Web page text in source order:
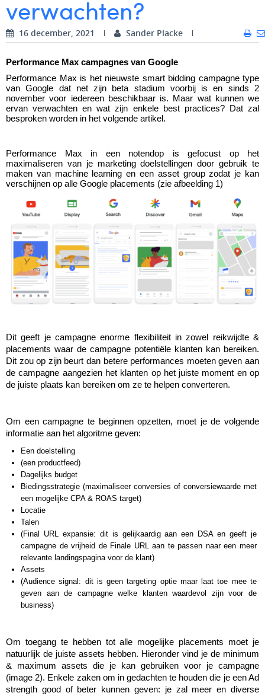
Dhan Claes
Diane Tremouroux
Edouard Polet
Elio Civalleri
Eliott Pousset
Glenn Vanderlinden
Hanne Van Loock
Janne Beke
Jonas Geiregat
Justine Cremer
Laura Rooseleer
Laura Verhelst
Leonard Dierickx
Linda Kraim
Lore Fierens
Lotte Vranckx
Louis Nassogne
Lucas Taels
Manon Houppertz
Margaux Marien
Margaux Snakkers
Mathias Segers
Matthias Langenaeker
Olivia Lohest
Pieter Maesmans
Digital Business Intern
verwachten?
16 december, 2021 Sander Placke
Performance Max campagnes van Google
Performance Max is het nieuwste smart bidding campagne type
van Google dat net zijn beta stadium voorbij is en sinds 2
november voor iedereen beschikbaar is. Maar wat kunnen we
ervan verwachten en wat zijn enkele best practices? Dat zal
besproken worden in het volgende artikel.
Performance Max in een notendop is gefocust op het
maximaliseren van je marketing doelstellingen door gebruik te
maken van machine learning en een asset group zodat je kan
verschijnen op alle Google placements (zie afbeelding 1)
Dit geeft je campagne enorme flexibiliteit in zowel reikwijdte &
placements waar de campagne potentiële klanten kan bereiken.
Dit zou op zijn beurt dan betere performances moeten geven aan
de campagne aangezien het klanten op het juiste moment en op
de juiste plaats kan bereiken om ze te helpen converteren.
Om een campagne te beginnen opzetten, moet je de volgende
informatie aan het algoritme geven:
Een doelstelling
(een productfeed)
Dagelijks budget
Biedingsstrategie (maximaliseer conversies of conversiewaarde met
een mogelijke CPA & ROAS target)
Locatie
Talen
(Final URL expansie: dit is gelijkaardig aan een DSA en geeft je
campagne de vrijheid de Finale URL aan te passen naar een meer
relevante landingspagina voor de klant)
Assets
(Audience signal: dit is geen targeting optie maar laat toe mee te
geven aan de campagne welke klanten waardevol zijn voor de
business)
Om toegang te hebben tot alle mogelijke placements moet je
natuurlijk de juiste assets hebben. Hieronder vind je de minimum
& maximum assets die je kan gebruiken voor je campagne
(image 2). Enkele zaken om in gedachten te houden die je een Ad
strength good of beter kunnen geven: je zal meer en diverse